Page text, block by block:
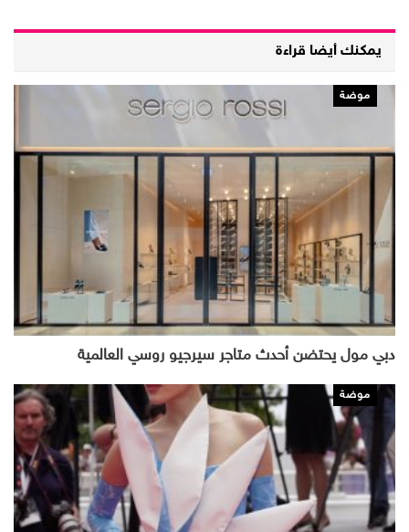
يمكنك أيضا قراءة
موضة
دبي مول يحتضن أحدث متاجر سيرجيو روسي العالمية
موضة